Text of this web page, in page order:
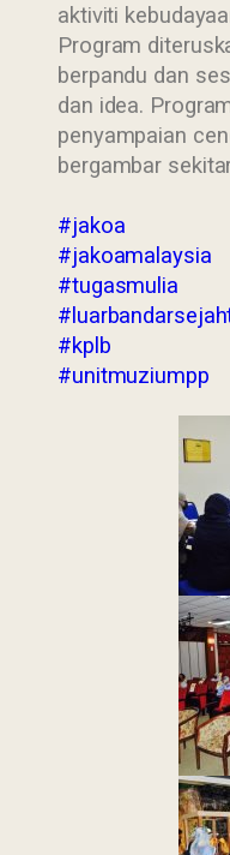
aktiviti
Program
berpandu dan
dan idea.
penyampaian
bergambar
#jakoa
#jakoamalaysia
#tugasmulia
#kplb
#unitmuziumpp